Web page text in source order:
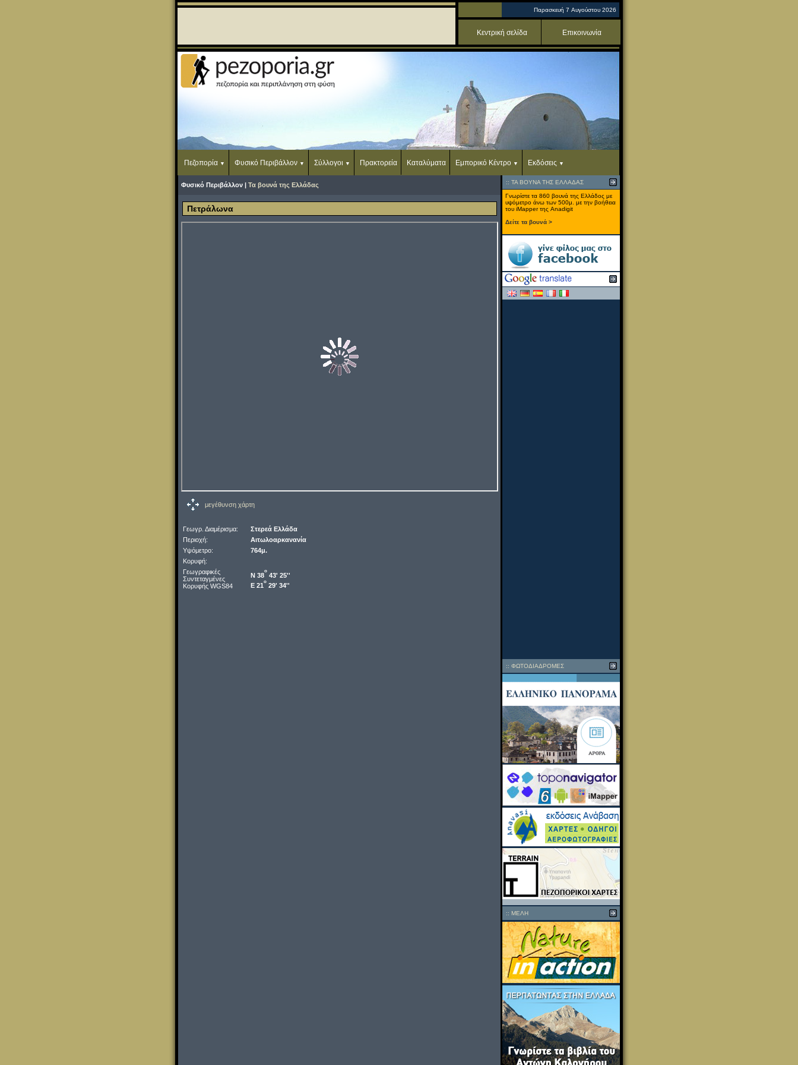
Παρασκευή 7 Αυγούστου 2026
Κεντρική σελίδα Επικοινωνία
Πεζοπορία Φυσικό Περιβάλλον Σύλλογοι Πρακτορεία Καταλύματα Εμπορικό Κέντρο Εκδόσεις
Φυσικό Περιβάλλον | Τα βουνά της Ελλάδας
Πετράλωνα
μεγέθυνση χάρτη
Γεωγρ. Διαμέρισμα:
Στερεά Ελλάδα
Περιοχή:
Αιτωλοαρκανανία
Υψόμετρο:
764μ.
Κορυφή:
Γεωγραφικές
Συντεταγμένες
Κορυφής WGS84
Ν 38
o
43' 25''
Ε 21
o
29' 34''
:: ΤΑ ΒΟΥΝΑ ΤΗΣ ΕΛΛΑΔΑΣ
Γνωρίστε τα 860 βουνά της Ελλάδος με
υψόμετρο άνω των 500μ. με την βοήθεια
του iMapper της Anadigit
Δείτε τα βουνά >
:: ΦΩΤΟΔΙΑΔΡΟΜΕΣ
:: ΜΕΛΗ